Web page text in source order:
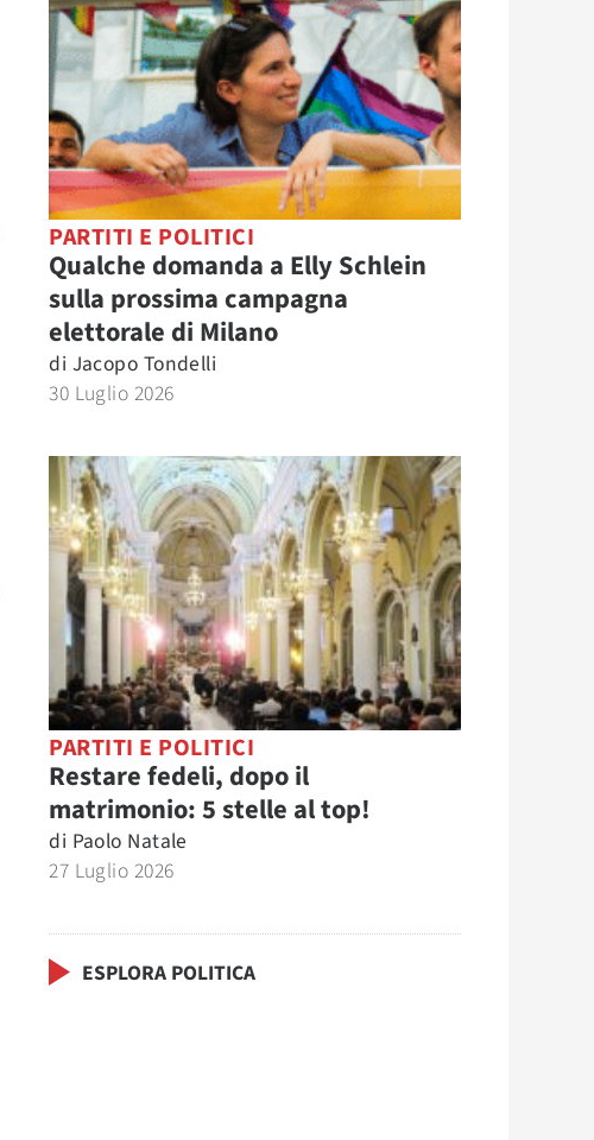
PARTITI E POLITICI
Qualche domanda a Elly Schlein
sulla prossima campagna
elettorale di Milano
di Jacopo Tondelli
30 Luglio 2026
PARTITI E POLITICI
Restare fedeli, dopo il
matrimonio: 5 stelle al top!
di Paolo Natale
27 Luglio 2026
ESPLORA POLITICA